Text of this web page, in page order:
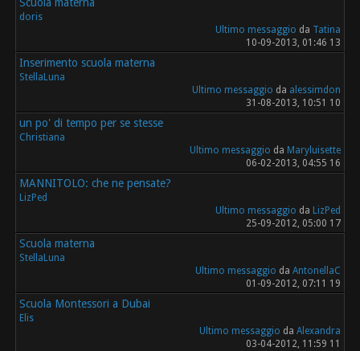
Scuola materna
doris
Ultimo messaggio da Tatina
10-09-2013, 01:46 13
Inserimento scuola materna
StellaLuna
Ultimo messaggio da alessimdon
31-08-2013, 10:51 10
un po' di tempo per se stesse
Christiana
Ultimo messaggio da Maryluisette
06-02-2013, 04:55 16
MANNITOLO: che ne pensate?
LizPed
Ultimo messaggio da LizPed
25-09-2012, 05:00 17
Scuola materna
StellaLuna
Ultimo messaggio da AntonellaC
01-09-2012, 07:11 19
Scuola Montessori a Dubai
Elis
Ultimo messaggio da Alexandra
03-04-2012, 11:59 11